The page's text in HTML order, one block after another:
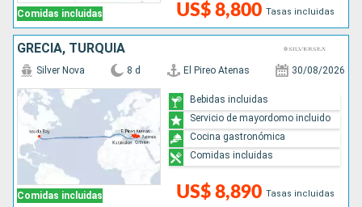
Comidas incluidas US$ 8,800 Tasas incluidas
GRECIA, TURQUÍA
Comidas incluidas
Silver Nova 8 d El Pireo Atenas 30/08/2026
US$ 8,890 Tasas incluidas
Bebidas incluidas
Servicio de mayordomo incluido
Cocina gastronómica
Comidas incluidas